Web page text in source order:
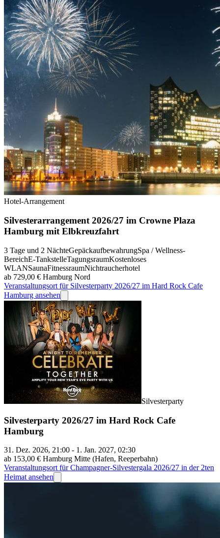
Hotel-Arrangement
Silvesterarrangement 2026/27 im Crowne Plaza
Hamburg mit Elbkreuzfahrt
3 Tage und 2 NächteGepäckaufbewahrungSpa / Wellness-
BereichE-TankstelleTagungsraumKostenloses
WLANSaunaFitnessraumNichtraucherhotel
ab 729,00 € Hamburg Nord
Veranstaltungsort für Silvesterparty 2026/27 im Hard Rock Cafe
Hamburg ansehen
Silvesterparty
Silvesterparty 2026/27 im Hard Rock Cafe
Hamburg
31. Dez. 2026, 21:00 - 1. Jan. 2027, 02:30
ab 153,00 € Hamburg Mitte (Hafen, Reeperbahn)
Veranstaltungsort für Champagner-Silvestergala 2026/27 in der 2ten
Heimat ansehen